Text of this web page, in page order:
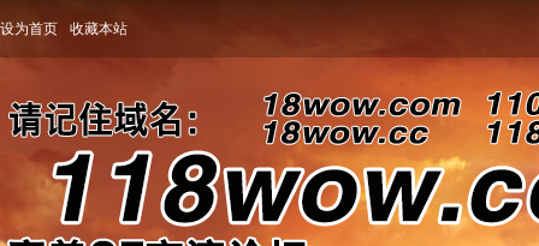
设为首页 收藏本站